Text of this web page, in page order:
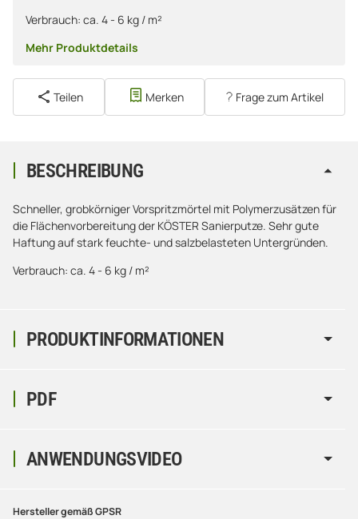
Verbrauch: ca. 4 - 6 kg / m²
Mehr Produktdetails
Teilen Merken Frage zum Artikel
PRODUKTINFORMATIONEN
BESCHREIBUNG
Schneller, grobkörniger Vorspritzmörtel mit Polymerzusätzen für
die Flächenvorbereitung der KÖSTER Sanierputze. Sehr gute
Haftung auf stark feuchte- und salzbelasteten Untergründen.
Verbrauch: ca. 4 - 6 kg / m²
PDF
ANWENDUNGSVIDEO
Hersteller gemäß GPSR